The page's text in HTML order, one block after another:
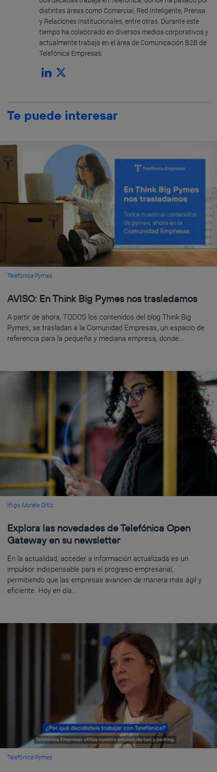
distintas áreas como Comercial, Red Inteligente, Prensa
y Relaciones Institucionales, entre otras. Durante este
tiempo ha colaborado en diversos medios corporativos y
actualmente trabaja en el área de Comunicación B2B de
Telefónica Empresas.
Te puede interesar
Telefónica Pymes
AVISO: En Think Big Pymes nos trasladamos
A partir de ahora, TODOS los contenidos del blog Think Big
Pymes, se trasladan a la Comunidad Empresas, un espacio de
referencia para la pequeña y mediana empresa, donde...
Íñigo Morete Ortiz
Explora las novedades de Telefónica Open
Gateway en su newsletter
En la actualidad, acceder a información actualizada es un
impulsor indispensable para el progreso empresarial,
permitiendo que las empresas avancen de manera más ágil y
eficiente. Hoy en día...
Telefónica Pymes